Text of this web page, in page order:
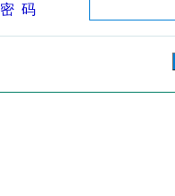
密 码